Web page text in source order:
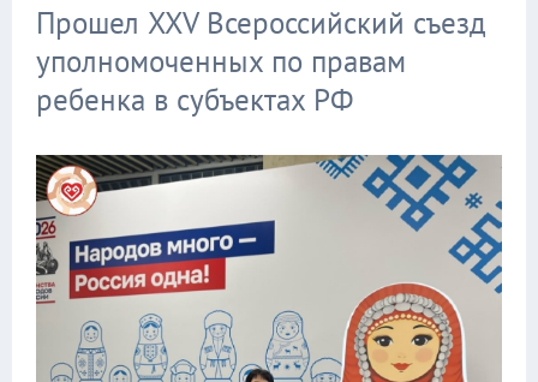
Прошел XXV Всероссийский съезд
уполномоченных по правам
ребенка в субъектах РФ